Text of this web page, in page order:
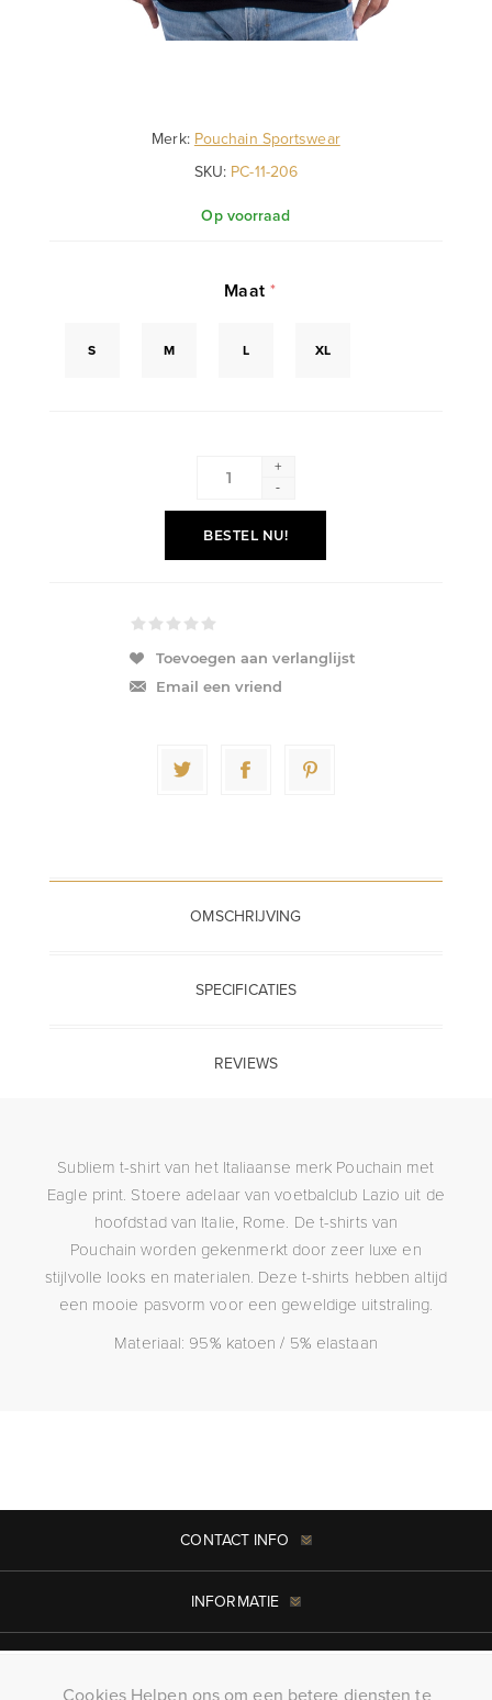
Merk:Pouchain Sportswear
SKU: PC-11-206
Op voorraad
Maat*
S M L XL
+
-
BESTEL NU!
Toevoegen aan verlanglijst
Email een vriend
OMSCHRIJVING
SPECIFICATIES
REVIEWS
Subliem t-shirt van het Italiaanse merk Pouchain met
Eagle print. Stoere adelaar van voetbalclub Lazio uit de
hoofdstad van Italie, Rome. De t-shirts van
Pouchain worden gekenmerkt door zeer luxe en
stijlvolle looks en materialen. Deze t-shirts hebben altijd
een mooie pasvorm voor een geweldige uitstraling.
Materiaal: 95% katoen / 5% elastaan
CONTACT INFO
INFORMATIE